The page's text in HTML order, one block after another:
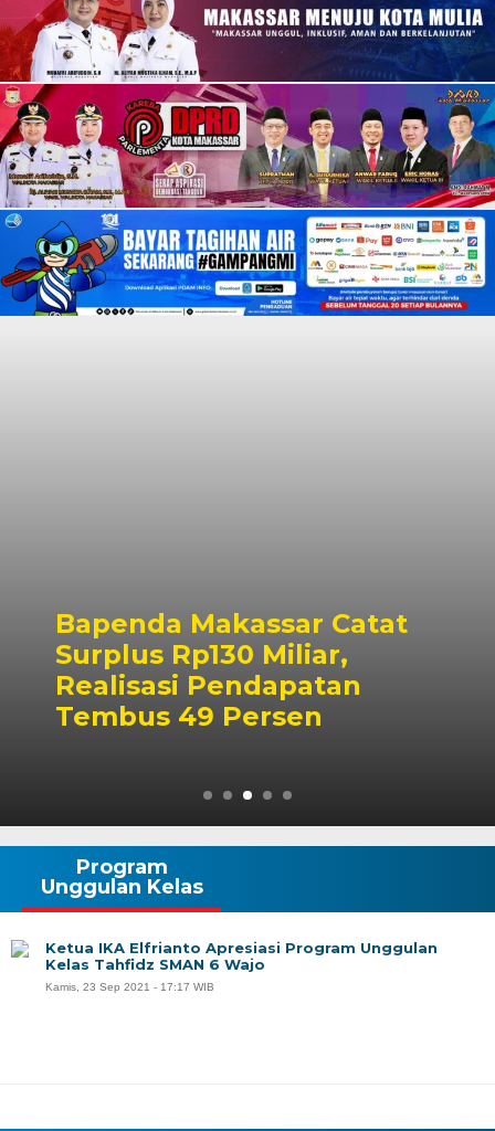
Bapenda Makassar Catat
Surplus Rp130 Miliar,
Realisasi Pendapatan
Tembus 49 Persen
Program
Unggulan Kelas
Ketua IKA Elfrianto Apresiasi Program Unggulan
Kelas Tahfidz SMAN 6 Wajo
Kamis, 23 Sep 2021 - 17:17 WIB